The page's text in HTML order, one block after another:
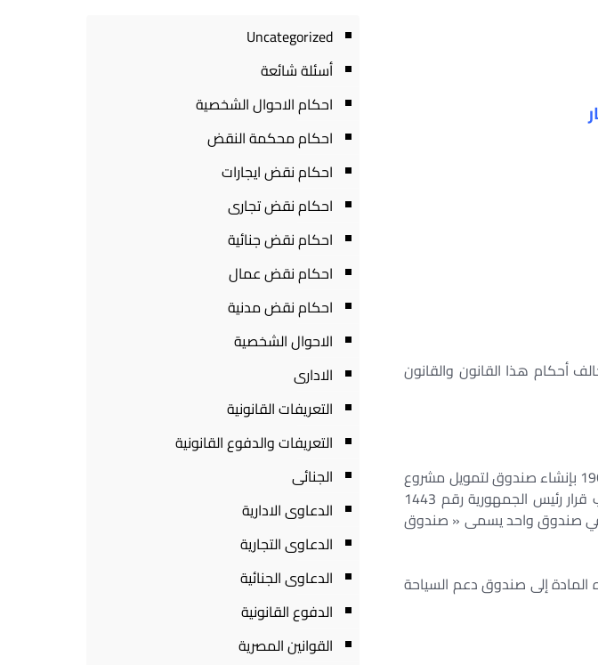
أحكام هذا القانون والقانون
يدمج كل من صندوق تمويل مشروع إنقاذ آثار النوبة المنشأ بموجب القانون رقم 8 لسنة 1964 بإنشاء صندوق لتمويل مشروع
إنقاذ آثار النوبة وطريقة تمويله، وصندوق تمويل مشروعات الآثار والمتاحف المنشأ بموجب قرار رئيس الجمهورية رقم 1443
وصندوق السياحة المنشأ بموجب قرار رئيس الجمهورية رقم 392 لسنة 2005 في صندوق واحد يسمى « صندوق
المادة إلى صندوق دعم السياحة
Uncategorized
أسئلة شائعة
احكام الاحوال الشخصية
احكام محكمة النقض
احكام نقض ايجارات
احكام نقض تجارى
احكام نقض جنائية
احكام نقض عمال
احكام نقض مدنية
الاحوال الشخصية
الادارى
التعريفات القانونية
التعريفات والدفوع القانونية
الجنائى
الدعاوى الادارية
الدعاوى التجارية
الدعاوى الجنائية
الدفوع القانونية
القوانين المصرية